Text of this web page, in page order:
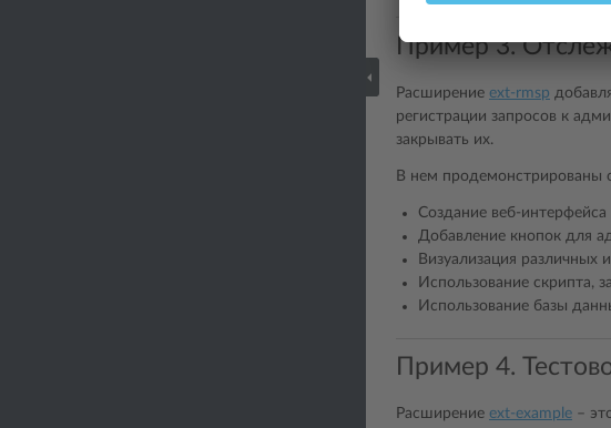
Пример 3.
Расширение ext-rmsp
регистрации запросов к
закрывать их.
В нем продемонстрированы
Создание веб-
Добавление кнопок для
Визуализация различных
Использование скрипта,
Использование базы
Пример 4.
Расширение ext-example –